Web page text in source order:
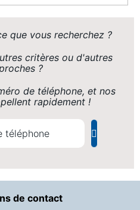
que vous recherchez ?
critères ou d'autres
?
de téléphone, et nos
rapidement !
de contact